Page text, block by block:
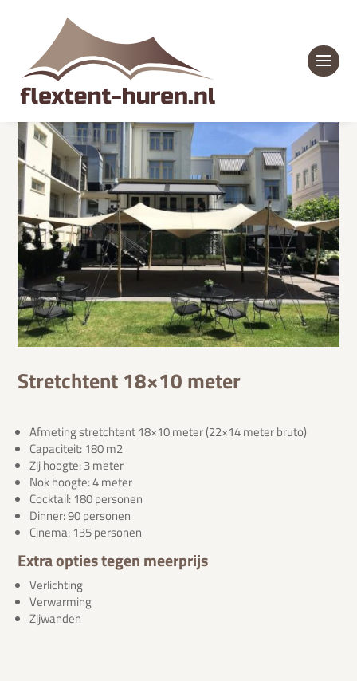
Stretchtent 18×10 meter
Afmeting stretchtent 18×10 meter (22×14 meter bruto)
Capaciteit: 180 m2
Zij hoogte: 3 meter
Nok hoogte: 4 meter
Cocktail: 180 personen
Dinner: 90 personen
Cinema: 135 personen
Extra opties tegen meerprijs
Verlichting
Verwarming
Zijwanden